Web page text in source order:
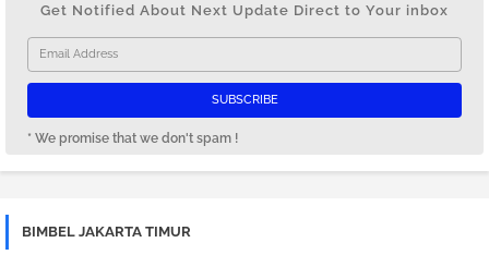
Get Notified About Next Update Direct to Your inbox
* We promise that we don't spam !
BIMBEL JAKARTA TIMUR